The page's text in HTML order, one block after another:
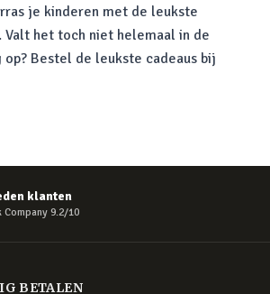
je kinderen met de leukste
het toch niet helemaal in de
Bestel de leukste cadeaus bij
klanten
Company 9.2/10
BETALEN